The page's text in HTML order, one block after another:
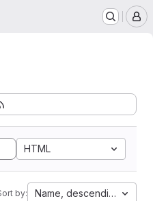
HTML
by: Name, descending